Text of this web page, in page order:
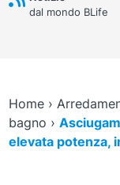
dal mondo BLife
Home›
bagno ›
elevata potenza,